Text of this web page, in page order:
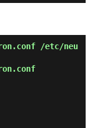
/etc/neu